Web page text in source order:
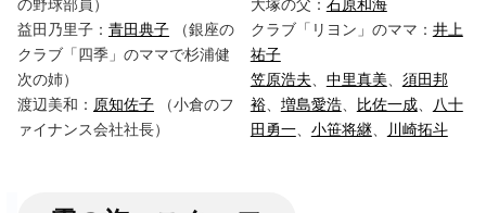
益田乃里子： 青田典子 （銀座の
クラブ「四季」のママで杉浦健
次の姉）
渡辺美和： 原知佐子 （小倉のフ
ァイナンス会社社長）
クラブ「リヨン」のママ： 井上
祐子
笠原浩夫、 中里真美、 須田邦
裕、 増島愛浩、 比佐一成、 八十
田勇一、 小笹将継、 川崎拓斗